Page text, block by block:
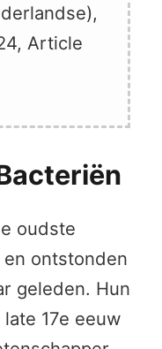
,
, Article
oudste
ontstonden
geleden. Hun
17e eeuw